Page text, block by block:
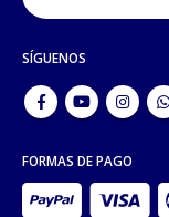
SÍGUENOS
FORMAS DE PAGO